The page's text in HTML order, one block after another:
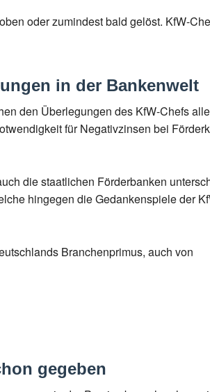
oder zumindest bald gelöst. KfW-
in der Bankenwelt
den Überlegungen des KfW-Chefs
für Negativzinsen bei
die staatlichen Förderbanken
hingegen die Gedankenspiele der
Branchenprimus, auch von
gegeben